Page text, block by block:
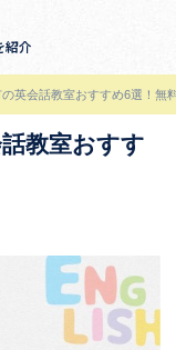
紹介
の英会話教室おすすめ6選！無
教室おすす